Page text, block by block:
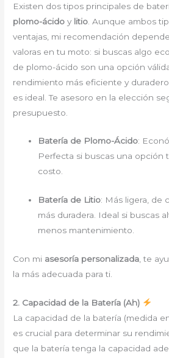
Existen dos tipos principales de
plomo-ácido y litio . Aunque ambos
ventajas, mi recomendación
valoras en tu moto: si buscas algo
de plomo-ácido son una opción
rendimiento más eficiente y
es ideal. Te asesoro en la elección
presupuesto.
Batería de Plomo-Ácido:
Perfecta si buscas una opción
costo.
Batería de Litio: Más ligera, de
más duradera. Ideal si buscas
menos mantenimiento.
Con mi asesoría personalizada , te
la más adecuada para ti.
2. Capacidad de la Batería (Ah)
La capacidad de la batería (medida
es crucial para determinar su
que la batería tenga la capacidad